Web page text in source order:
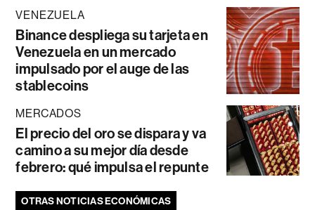
VENEZUELA
Binance despliega su tarjeta en
Venezuela en un mercado
impulsado por el auge de las
stablecoins
MERCADOS
El precio del oro se dispara y va
camino a su mejor día desde
febrero: qué impulsa el repunte
OTRAS NOTICIAS ECONÓMICAS